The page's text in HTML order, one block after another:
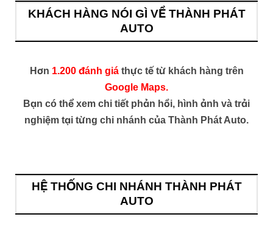
KHÁCH HÀNG NÓI GÌ VỀ THÀNH PHÁT
AUTO
Hơn 1.200 đánh giáthực tế từ khách hàng trên
Google Maps.
Bạn có thể xem chi tiết phản hồi, hình ảnh và trải
nghiệm tại từng chi nhánh của Thành Phát Auto.
HỆ THỐNG CHI NHÁNH THÀNH PHÁT
AUTO